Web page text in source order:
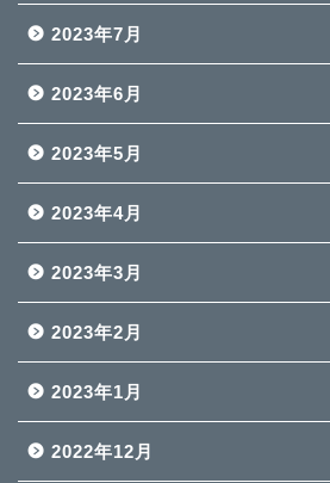
2023年7月
2023年6月
2023年5月
2023年4月
2023年3月
2023年2月
2023年1月
2022年12月